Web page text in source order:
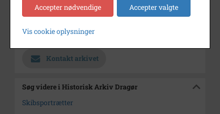
Enhed
Dragør Sogn (1954-2050)
Arkiv
Kontakt arkivet
Søg videre i Historisk Arkiv Dragør
Skibsportrætter
Accepter nødvendige Accepter valgte
Vis cookie oplysninger